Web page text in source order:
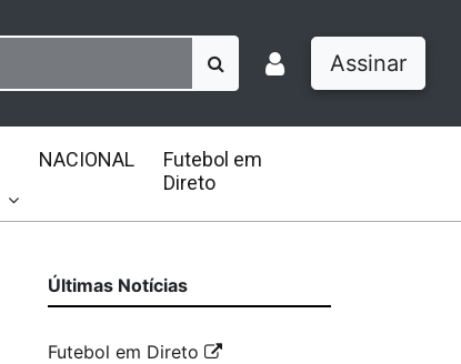
Assinar
NACIONAL
Futebol em
Direto
Últimas Notícias
Futebol em Direto